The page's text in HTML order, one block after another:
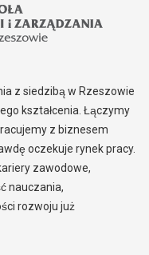
z siedzibą w Rzeszowie
kształcenia. Łączymy
z biznesem
oczekuje rynek pracy.
zawodowe,
nauczania,
rozwoju już